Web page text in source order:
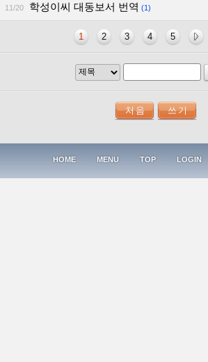
11/20 학성이씨 대동보서 번역 (1)
1 2 3 4 5
HOME MENU TOP LOGIN